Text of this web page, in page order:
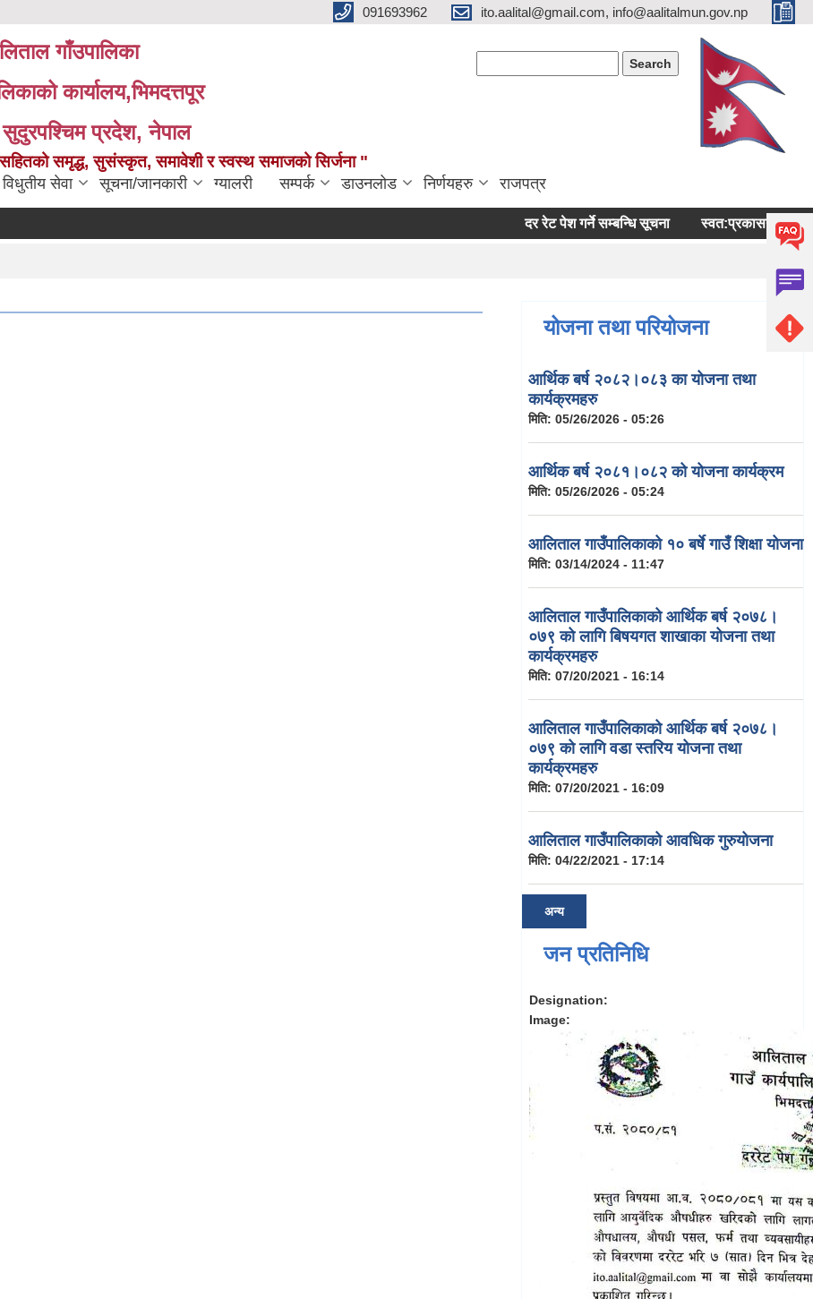
091693962 ito.aalital@gmail.com, info@aalitalmun.gov.np
गाँउपालिका
कार्यालय,भिमदत्तपूर
प्रदेश, नेपाल
समृद्ध, सुसंस्कृत, समावेशी र स्वस्थ समाजको सिर्जना "
विधुतीय सेवा सूचना/जानकारी ग्यालरी सम्पर्क डाउनलोड निर्णयहरु राजपत्र
दर रेट पेश गर्ने सम्बन्धि सूचना स्वत:प्रकासन (बैशाख-
योजना तथा परियोजना
आर्थिक बर्ष २०८२।०८३ का योजना तथा
कार्यक्रमहरु
मिति: 05/26/2026 - 05:26
आर्थिक बर्ष २०८१।०८२ को योजना कार्यक्रम
मिति: 05/26/2026 - 05:24
आलिताल गाउँपालिकाको १० बर्षे गाउँ शिक्षा योजना
मिति: 03/14/2024 - 11:47
आलिताल गाउँपालिकाको आर्थिक बर्ष २०७८।
०७९ को लागि बिषयगत शाखाका योजना तथा
कार्यक्रमहरु
मिति: 07/20/2021 - 16:14
आलिताल गाउँपालिकाको आर्थिक बर्ष २०७८।
०७९ को लागि वडा स्तरिय योजना तथा
कार्यक्रमहरु
मिति: 07/20/2021 - 16:09
आलिताल गाउँपालिकाको आवधिक गुरुयोजना
मिति: 04/22/2021 - 17:14
अन्य
जन प्रतिनिधि
Designation:
Image: